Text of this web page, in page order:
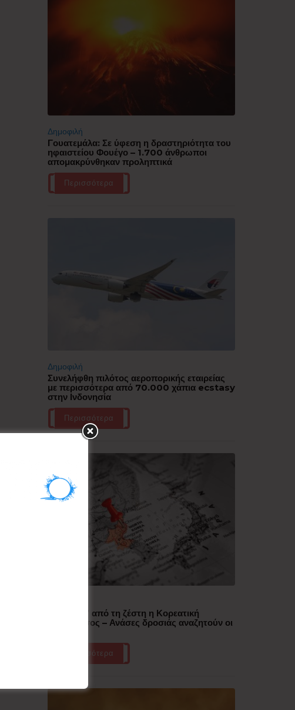
Δημοφιλή
Γουατεμάλα: Σε ύφεση η δραστηριότητα του
ηφαιστείου Φουέγο – 1.700 άνθρωποι
απομακρύνθηκαν προληπτικά
Περισσότερα
Δημοφιλή
Συνελήφθη πιλότος αεροπορικής εταιρείας
με περισσότερα από 70.000 χάπια ecstasy
στην Ινδονησία
Περισσότερα
“Έλιωσε” από τη ζέστη η Κορεατική
Χερσόνησος – Ανάσες δροσιάς αναζητούν οι
Περισσότερα